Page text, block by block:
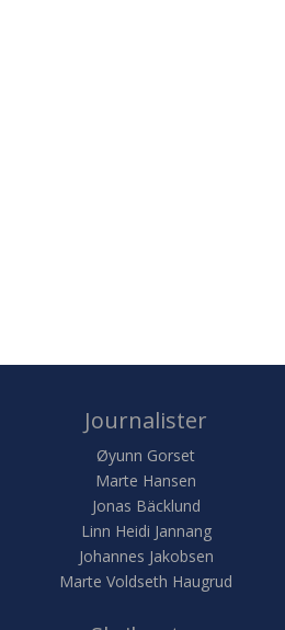
Journalister
Øyunn Gorset
Marte Hansen
Jonas Bäcklund
Linn Heidi Jannang
Johannes Jakobsen
Marte Voldseth Haugrud